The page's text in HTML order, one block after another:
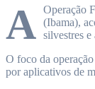
A Operação
(Ibama),
silvestres e
O foco da
por aplicativos de